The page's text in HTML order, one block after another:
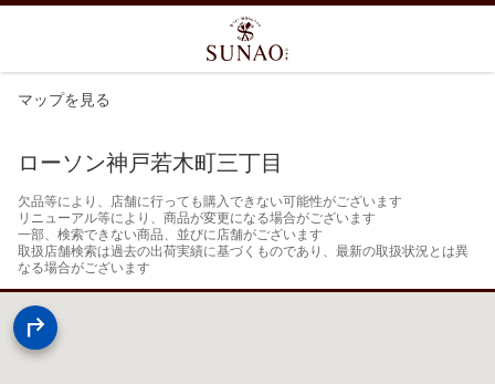
マップを見る
ローソン神戸若木町三丁目
欠品等により、店舗に行っても購入できない可能性がございます
リニューアル等により、商品が変更になる場合がございます
一部、検索できない商品、並びに店舗がございます
取扱店舗検索は過去の出荷実績に基づくものであり、最新の取扱状況とは異
なる場合がございます